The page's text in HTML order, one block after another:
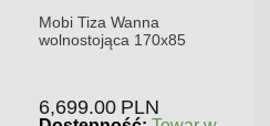
Mobi Tiza Wanna
wolnostojąca 170x85
6,699.00 PLN